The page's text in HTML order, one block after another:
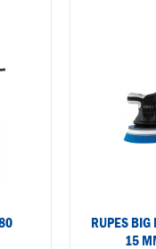
RUPES BIG
15